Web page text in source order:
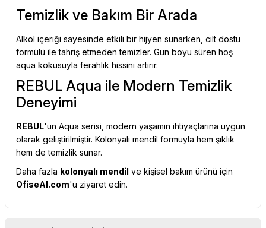
Temizlik ve Bakım Bir Arada
Alkol içeriği sayesinde etkili bir hijyen sunarken, cilt dostu
formülü ile tahriş etmeden temizler. Gün boyu süren hoş
aqua kokusuyla ferahlık hissini artırır.
REBUL Aqua ile Modern Temizlik
Deneyimi
REBUL'un Aqua serisi, modern yaşamın ihtiyaçlarına uygun
olarak geliştirilmiştir. Kolonyalı mendil formuyla hem şıklık
hem de temizlik sunar.
Daha fazla kolonyalı mendil ve kişisel bakım ürünü için
OfiseAl.com'u ziyaret edin.